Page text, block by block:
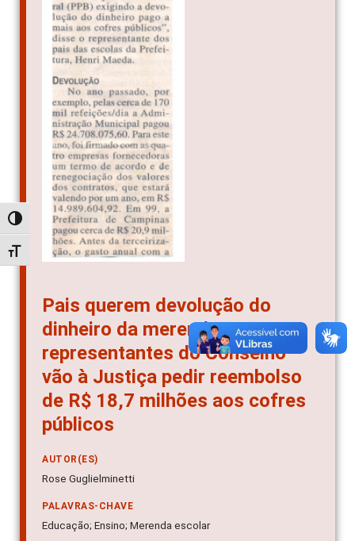
Alternar alto contraste
Alternar tamanho da fonte
Pais querem devolução do
dinheiro da merenda:
representantes do Conselho
vão à Justiça pedir reembolso
de R$ 18,7 milhões aos cofres
públicos
AUTOR(ES)
Rose Guglielminetti
PALAVRAS-CHAVE
Educação; Ensino; Merenda escolar